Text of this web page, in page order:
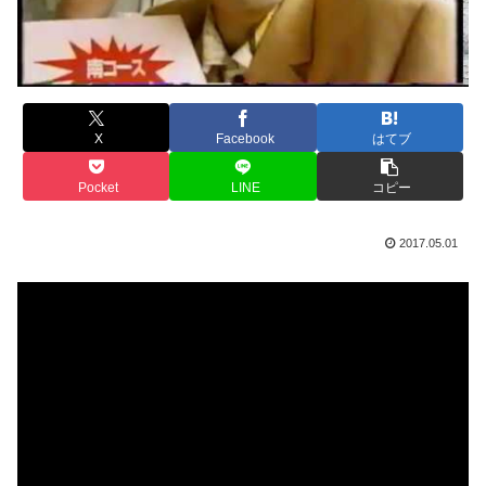
X Facebook はてブ
Pocket LINE コピー
2017.05.01